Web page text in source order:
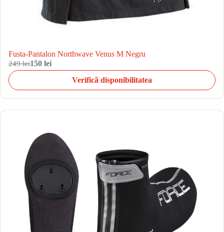
Fusta-Pantalon Northwave Venus M Negru
249 lei150 lei
Verifică disponibilitatea